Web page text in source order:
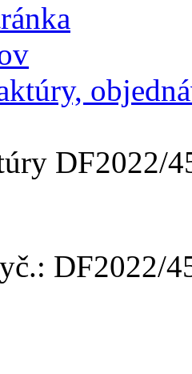
DF2022/
č.: DF2022/